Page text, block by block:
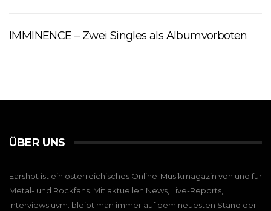
IMMINENCE – Zwei Singles als Albumvorboten
ÜBER UNS
Earshot ist ein österreichisches Online-Musikmagazin von und für
Metal- und Rockfans. Mit aktuellen News, Live-Reports,
Interviews uvm. bleibt man immer auf dem neuesten Stand der